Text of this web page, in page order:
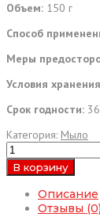
Объем: 150 г
Способ
Меры
Условия
Срок годности:
Категория: Мыло
Количество
товара
Туалетное
мыло
"Day"
В корзину
Описание
Отзывы (0)